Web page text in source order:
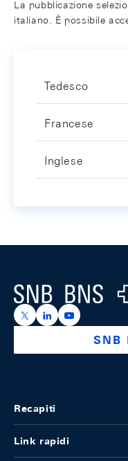
La pubblicazione
italiano. È possibile
Tedesco
Francese
Inglese
Logo
https://x.com/
https://https://
SNB
Recapiti
Link rapidi